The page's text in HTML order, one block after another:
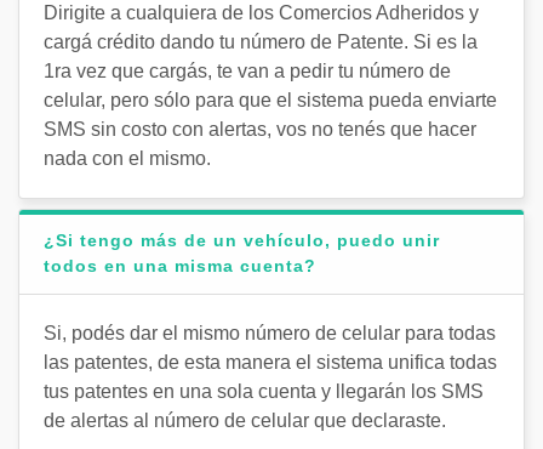
Dirigite a cualquiera de los Comercios Adheridos y
cargá crédito dando tu número de Patente. Si es la
1ra vez que cargás, te van a pedir tu número de
celular, pero sólo para que el sistema pueda enviarte
SMS sin costo con alertas, vos no tenés que hacer
nada con el mismo.
¿Si tengo más de un vehículo, puedo unir
todos en una misma cuenta?
Si, podés dar el mismo número de celular para todas
las patentes, de esta manera el sistema unifica todas
tus patentes en una sola cuenta y llegarán los SMS
de alertas al número de celular que declaraste.